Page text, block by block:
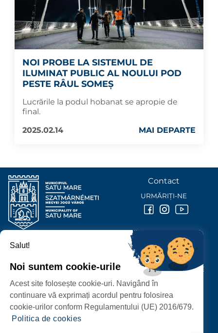
NOI PROBE LA SISTEMUL DE
ILUMINAT PUBLIC AL NOULUI POD
PESTE RÂUL SOMEȘ
Lucrările la podul hobanat se apropie de
final.
2025.02.14
MAI DEPARTE
PROTECȚIA DATELOR PERSONALE
PRIMĂRIA MUNICIPIULUI
P-ȚA 25 OCTOMBRIE, NR. 1 CORP M, 440026 SATU MARE
Contact
URMĂRIȚI-NE
Salut!
Noi suntem cookie-urile
Acest site folosește cookie-uri. Navigând în
continuare vă exprimați acordul pentru folosirea
cookie-urilor conform Regulamentului (UE) 2016/679.
Politica de cookies